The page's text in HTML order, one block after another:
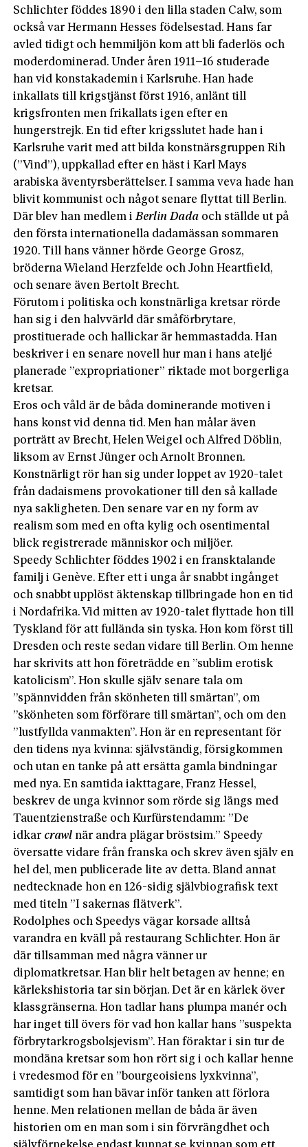
Schlichter föddes 1890 i den lilla staden Calw, som
också var Hermann Hesses födelsestad. Hans far
avled tidigt och hemmiljön kom att bli faderlös och
moderdominerad. Under åren 1911–16 studerade
han vid konstakademin i Karlsruhe. Han hade
inkallats till krigstjänst först 1916, anlänt till
krigsfronten men frikallats igen efter en
hungerstrejk. En tid efter krigsslutet hade han i
Karlsruhe varit med att bilda konstnärsgruppen Rih
(”Vind”), uppkallad efter en häst i Karl Mays
arabiska äventyrsberättelser. I samma veva hade han
blivit kommunist och något senare flyttat till Berlin.
Där blev han medlem iBerlin Dada och ställde ut på
den första internationella dadamässan sommaren
1920. Till hans vänner hörde George Grosz,
bröderna Wieland Herzfelde och John Heartfield,
och senare även Bertolt Brecht.
Förutom i politiska och konstnärliga kretsar rörde
han sig i den halvvärld där småförbrytare,
prostituerade och hallickar är hemmastadda. Han
beskriver i en senare novell hur man i hans ateljé
planerade ”expropriationer” riktade mot borgerliga
kretsar.
Eros och våld är de båda dominerande motiven i
hans konst vid denna tid. Men han målar även
porträtt av Brecht, Helen Weigel och Alfred Döblin,
liksom av Ernst Jünger och Arnolt Bronnen.
Konstnärligt rör han sig under loppet av 1920-talet
från dadaismens provokationer till den så kallade
nya sakligheten. Den senare var en ny form av
realism som med en ofta kylig och osentimental
blick registrerade människor och miljöer.
Speedy Schlichter föddes 1902 i en fransktalande
familj i Genève. Efter ett i unga år snabbt ingånget
och snabbt upplöst äktenskap tillbringade hon en tid
i Nordafrika. Vid mitten av 1920-talet flyttade hon till
Tyskland för att fullända sin tyska. Hon kom först till
Dresden och reste sedan vidare till Berlin. Om henne
har skrivits att hon företrädde en ”sublim erotisk
katolicism”. Hon skulle själv senare tala om
”spännvidden från skönheten till smärtan”, om
”skönheten som förförare till smärtan”, och om den
”lustfyllda vanmakten”. Hon är en representant för
den tidens nya kvinna: självständig, försigkommen
och utan en tanke på att ersätta gamla bindningar
med nya. En samtida iakttagare, Franz Hessel,
beskrev de unga kvinnor som rörde sig längs med
Tauentzienstraße och Kurfürstendamm: ”De
idkar crawl när andra plägar bröstsim.” Speedy
översatte vidare från frans­ka och skrev även själv en
hel del, men publicerade lite av detta. Bland annat
nedtecknade hon en 126-sidig självbiografisk text
med titeln ”I sakernas flätverk”.
Rodolphes och Speedys vägar korsade alltså
varandra en kväll på restaurang Schlichter. Hon är
där tillsamman med några vänner ur
diplomatkretsar. Han blir helt betagen av henne; en
kärlekshistoria tar sin början. Det är en kärlek över
klassgränserna. Hon tadlar hans plumpa manér och
har inget till övers för vad hon kallar hans ”suspekta
förbrytarkrogs­bolsjevism”. Han föraktar i sin tur de
mondäna kretsar som hon rört sig i och kallar henne
i vredesmod för en ”bourgeoisiens lyxkvinna”,
samtidigt som han bävar inför tanken att förlora
henne. Men relationen mellan de båda är även
historien om en man som i sin förvrängdhet och